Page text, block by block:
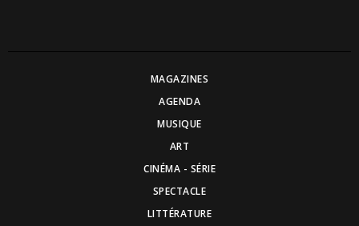
MAGAZINES
AGENDA
MUSIQUE
ART
CINÉMA - SÉRIE
SPECTACLE
LITTÉRATURE